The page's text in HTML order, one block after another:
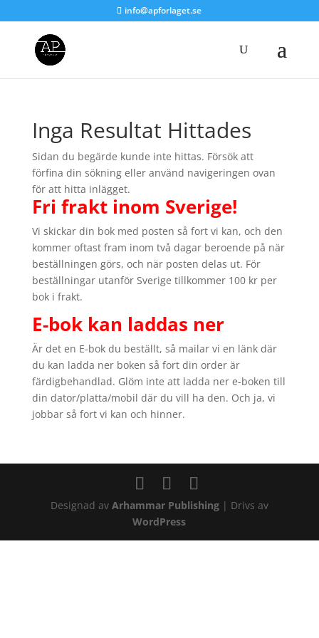
info@apforlaget.se
Inga Resultat Hittades
Sidan du begärde kunde inte hittas. Försök att
förfina din sökning eller använd navigeringen ovan
för att hitta inlägget.
Fri frakt inom Sverige!
Vi skickar din bok med posten så fort vi kan, och den
kommer oftast fram inom två dagar beroende på när
beställningen görs, och när posten delas ut. För
beställningar utanför Sverige tillkommer 100 kr per
bok i frakt.
E-bok kan laddas ner
Är det en E-bok du beställt, så mailar vi en länk där
du kan ladda ner boken så fort din order är
färdigbehandlad. Glöm inte att ladda ner e-boken till
din dator/platta/mobil där du vill ha den. Och ja, vi
jobbar så fort vi kan och hinner.
Designad av Arhammar Publishing| Drivs av
WordPress